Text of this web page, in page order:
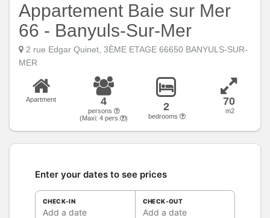
Appartement Baie sur Mer
66 - Banyuls-Sur-Mer
2 rue Edgar Quinet, 3ÈME ETAGE 66650 BANYULS-SUR-
MER
Apartment 4
persons
(Maxi: 4 pers. )
2
bedrooms
70
m2
Enter your dates to see prices
CHECK-IN
Add a date
CHECK-OUT
Add a date